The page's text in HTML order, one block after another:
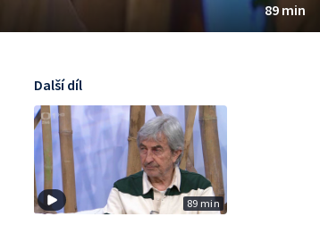
89 min
89 min
Další díl